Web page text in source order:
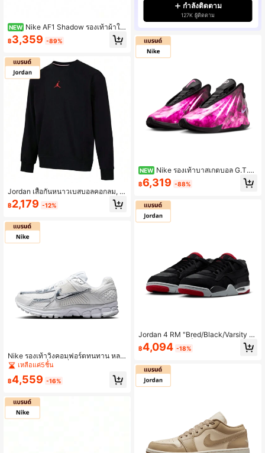
NEW Nike AF1 Shadow รองเท้าผ้าใบ
แฟชั่นหนังสังเคราะห์และหนังวัวแท้ ทร
ง Low ใส่สบาย สำหรับผู้หญิง สีดำ-ชม
฿3,359 -89%
Jordan เสื้อกันหนาวเบสบอลคอกลม, ผู้
ชาย, สีดำ, IB5605-010
฿2,179 -12%
Nike รองเท้าวิ่งคอมฟอร์ตทนทาน หลา
ยรูปแบบ กันลื่น ส้นต่ำ แอร์ซูม โวเมโร่
5 สีขาว & เงิน, HF7723-100
เหลือแค่5ชิ้น
฿4,559 -16%
กำลังติดตาม
127K ผู้ติดตาม
NEW Nike รองเท้าบาสเกตบอล G.T.Fu
ture "CHBL" EP กระชับสบาย รองรับแ
รงกระแทก เด้ง และยึดเกาะดี สำหรับผู้ช
฿6,319 -88%
Jordan 4 RM "Bred/Black/Varsity R
ed" รองเท้าบาสเก็ตบอลสไตล์เรโทรหุ้ม
ข้อต่ำ สวมใส่สบาย อเนกประสงค์ กันลื่น
-061
฿4,094 -18%